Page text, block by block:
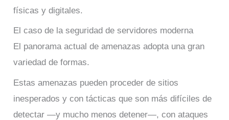
físicas y digitales.
El caso de la seguridad de servidores moderna
El panorama actual de amenazas adopta una gran
variedad de formas.
Estas amenazas pueden proceder de sitios
inesperados y con tácticas que son más difíciles de
detectar ―y mucho menos detener―, con ataques